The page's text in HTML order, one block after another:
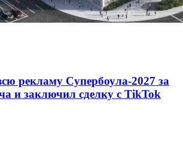
рекламу Супербоула-2027 за
и заключил сделку с TikTok